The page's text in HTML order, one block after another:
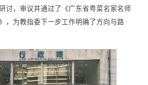
讨，审议并通过了《广东省粤菜名家名师
，为教指委下一步工作明确了方向与路